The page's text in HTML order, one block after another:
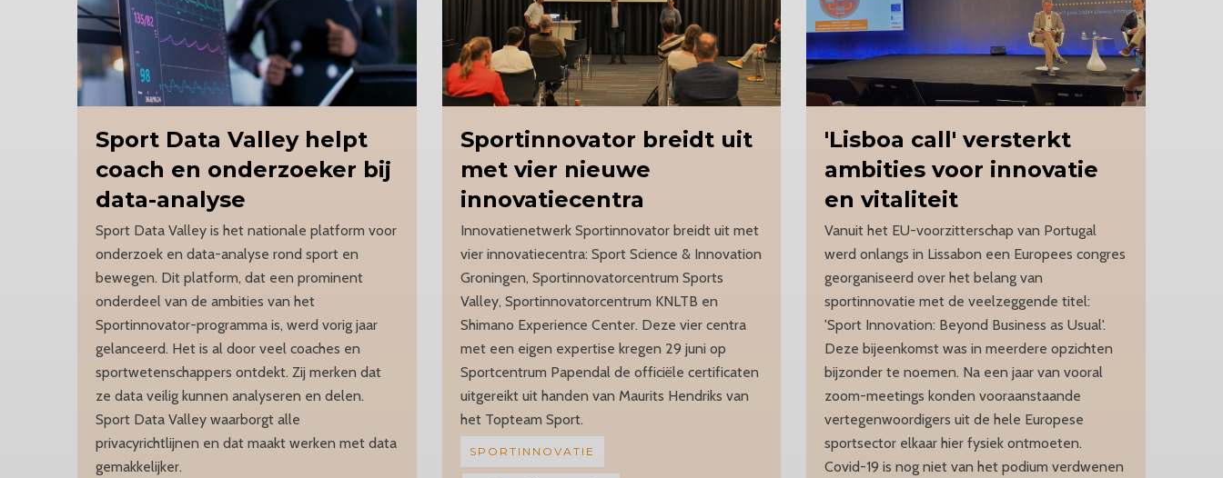
Sport Data Valley helpt
coach en onderzoeker bij
data-analyse
Sport Data Valley is het nationale platform voor
onderzoek en data-analyse rond sport en
bewegen. Dit platform, dat een prominent
onderdeel van de ambities van het
Sportinnovator-programma is, werd vorig jaar
gelanceerd. Het is al door veel coaches en
sportwetenschappers ontdekt. Zij merken dat
ze data veilig kunnen analyseren en delen.
Sport Data Valley waarborgt alle
privacyrichtlijnen en dat maakt werken met data
gemakkelijker.
Sportinnovator breidt uit
met vier nieuwe
innovatiecentra
Innovatienetwerk Sportinnovator breidt uit met
vier innovatiecentra: Sport Science & Innovation
Groningen, Sportinnovatorcentrum Sports
Valley, Sportinnovatorcentrum KNLTB en
Shimano Experience Center. Deze vier centra
met een eigen expertise kregen 29 juni op
Sportcentrum Papendal de officiële certificaten
uitgereikt uit handen van Maurits Hendriks van
het Topteam Sport.
SPORTINNOVATIE
'Lisboa call' versterkt
ambities voor innovatie
en vitaliteit
Vanuit het EU-voorzitterschap van Portugal
werd onlangs in Lissabon een Europees congres
georganiseerd over het belang van
sportinnovatie met de veelzeggende titel:
'Sport Innovation: Beyond Business as Usual'.
Deze bijeenkomst was in meerdere opzichten
bijzonder te noemen. Na een jaar van vooral
zoom-meetings konden vooraanstaande
vertegenwoordigers uit de hele Europese
sportsector elkaar hier fysiek ontmoeten.
Covid-19 is nog niet van het podium verdwenen